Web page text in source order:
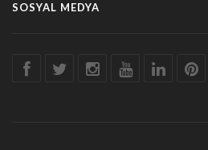
SOSYAL MEDYA